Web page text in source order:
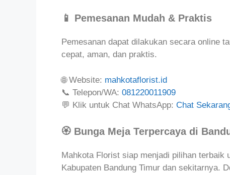
📱 Pemesanan Mudah & Praktis
Pemesanan dapat dilakukan secara online
cepat, aman, dan praktis.
🌐 Website: mahkotaflorist.id
📞 Telepon/WA: 081220011909
💬 Klik untuk Chat WhatsApp: Chat
🏵️ Bunga Meja Terpercaya di
Mahkota Florist siap menjadi pilihan terbaik
Kabupaten Bandung Timur dan sekitarnya.